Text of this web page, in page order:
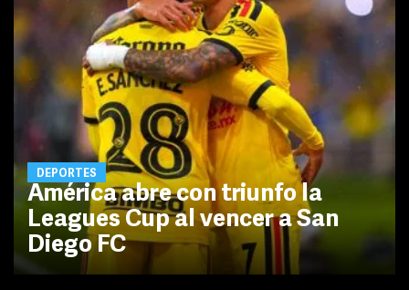
DEPORTES
América abre con triunfo la
Leagues Cup al vencer a San
Diego FC